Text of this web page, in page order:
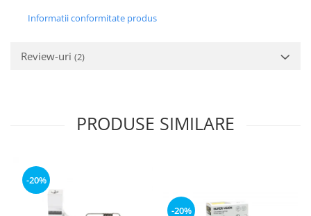
Informatii conformitate produs
Review-uri (2)
PRODUSE SIMILARE
-20%
-20%